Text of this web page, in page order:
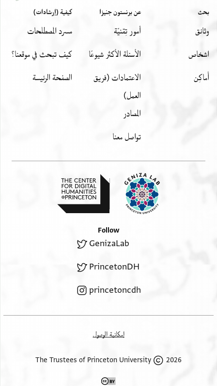
بحث
وثائق
اشخاص
أَماكِن
عن برنستون جنيزا
أمور تِقنيّة
الأسئلة الأكثر شيوعًا
الاعتمادات (فريق
العمل)
المصادر
تواصل معنا
كيفية (إرشادات)
مسرد المصطلحات
كيف تبحث في موقعنا؟
الصفحة الرئيسة
Follow
GenizaLab
PrincetonDH
princetoncdh
إمكانية الوصول
2026 The Trustees of Princeton University